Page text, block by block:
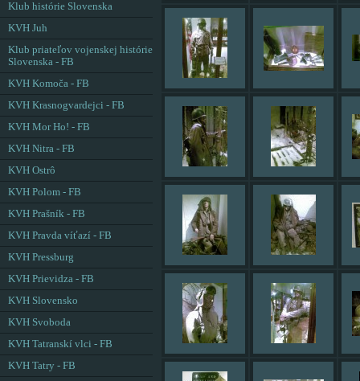
Klub histórie Slovenska
KVH Juh
Klub priateľov vojenskej histórie
Slovenska - FB
KVH Komoča - FB
KVH Krasnogvardejci - FB
KVH Mor Ho! - FB
KVH Nitra - FB
KVH Ostrô
KVH Polom - FB
KVH Prašník - FB
KVH Pravda víťazí - FB
KVH Pressburg
KVH Prievidza - FB
KVH Slovensko
KVH Svoboda
KVH Tatranskí vlci - FB
KVH Tatry - FB